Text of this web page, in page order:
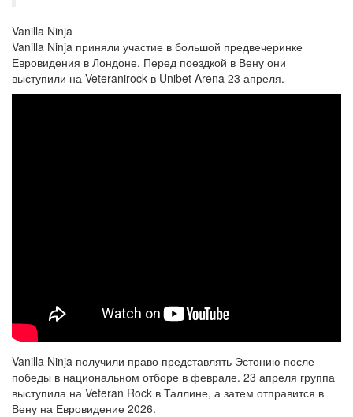
Vanilla Ninja
Vanilla Ninja приняли участие в большой предвечеринке
Евровидения в Лондоне. Перед поездкой в Вену они
выступили на Veteranirock в Unibet Arena 23 апреля.
Vanilla Ninja получили право представлять Эстонию после
победы в национальном отборе в феврале. 23 апреля группа
выступила на Veteran Rock в Таллине, а затем отправится в
Вену на Евровидение 2026.